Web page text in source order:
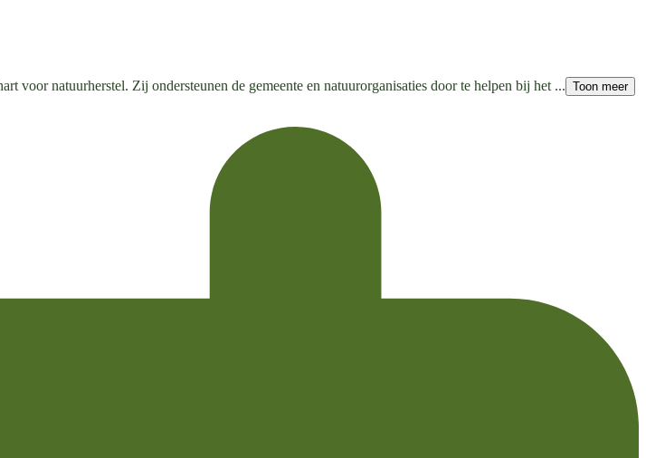
natuurherstel. Zij ondersteunen de gemeente en natuurorganisaties door te helpen bij het ... Toon meer